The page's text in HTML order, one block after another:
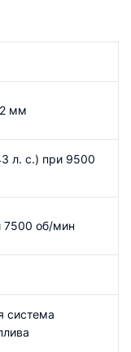
мм
л. с.) при 9500
об/мин
система